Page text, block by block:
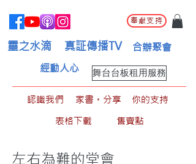
奉獻支持
靈之水滴 真証傳播TV 合辦聚會
舞台台板租用服務
經動人心
認識我們 家書。分享
你的支持
表格下載
售賣點
左右為難的堂會